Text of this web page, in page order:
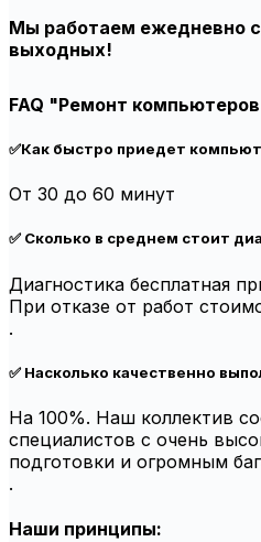
Мы работаем ежедневно
выходных!
FAQ "Ремонт
✅Как быстро приедет
От 30 до 60 минут
✅ Сколько в среднем стоит
Диагностика бесплатная
При отказе от работ
.
✅ Насколько качественно
На 100%. Наш коллектив
специалистов с очень
подготовки и огромным
.
Наши принципы: